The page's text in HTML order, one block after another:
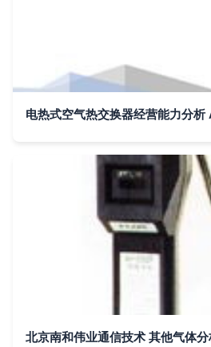
北京南和伟业通信技术 其他气体